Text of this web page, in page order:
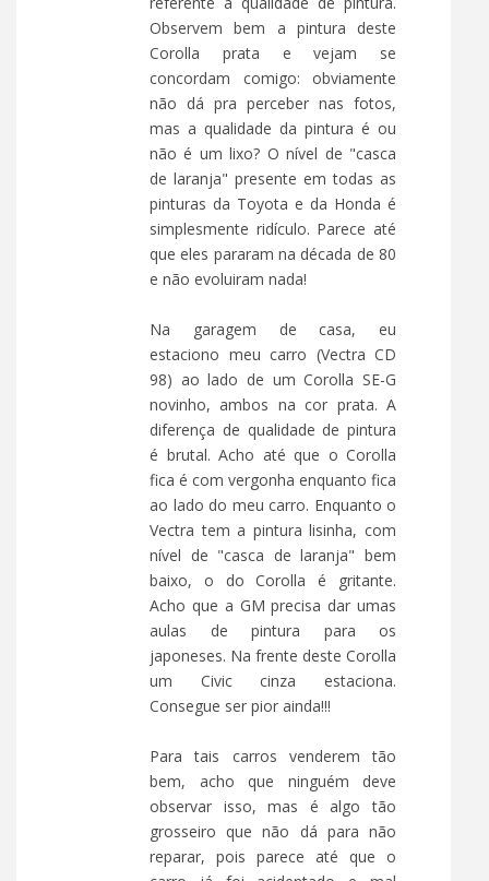
Observem bem a pintura deste
Corolla prata e vejam se
concordam comigo: obviamente
não dá pra perceber nas fotos,
mas a qualidade da pintura é ou
não é um lixo? O nível de "casca
de laranja" presente em todas as
pinturas da Toyota e da Honda é
simplesmente ridículo. Parece até
que eles pararam na década de 80
e não evoluiram nada!
Na garagem de casa, eu
estaciono meu carro (Vectra CD
98) ao lado de um Corolla SE-G
novinho, ambos na cor prata. A
diferença de qualidade de pintura
é brutal. Acho até que o Corolla
fica é com vergonha enquanto fica
ao lado do meu carro. Enquanto o
Vectra tem a pintura lisinha, com
nível de "casca de laranja" bem
baixo, o do Corolla é gritante.
Acho que a GM precisa dar umas
aulas de pintura para os
japoneses. Na frente deste Corolla
um Civic cinza estaciona.
Consegue ser pior ainda!!!
Para tais carros venderem tão
bem, acho que ninguém deve
observar isso, mas é algo tão
grosseiro que não dá para não
reparar, pois parece até que o